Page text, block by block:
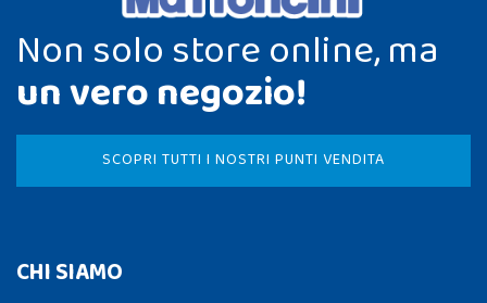
Non solo store online, ma
un vero negozio!
SCOPRI TUTTI I NOSTRI PUNTI VENDITA
CHI SIAMO